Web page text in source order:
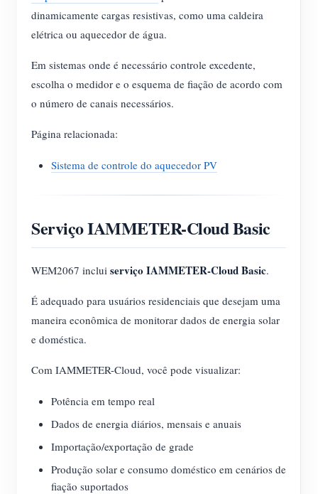
dinamicamente cargas resistivas, como uma caldeira
elétrica ou aquecedor de água.
Em sistemas onde é necessário controle excedente,
escolha o medidor e o esquema de fiação de acordo com
o número de canais necessários.
Página relacionada:
Sistema de controle do aquecedor PV
Serviço IAMMETER-Cloud Basic
WEM2067 inclui serviço IAMMETER-Cloud Basic.
É adequado para usuários residenciais que desejam uma
maneira econômica de monitorar dados de energia solar
e doméstica.
Com IAMMETER-Cloud, você pode visualizar:
Potência em tempo real
Dados de energia diários, mensais e anuais
Importação/exportação de grade
Produção solar e consumo doméstico em cenários de
fiação suportados